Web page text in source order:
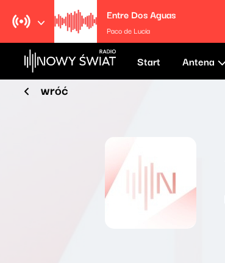
Entre Dos Aguas
Paco de Lucía
Start Antena
wróć